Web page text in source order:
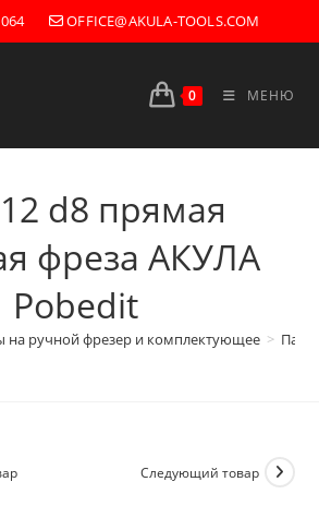
OFFICE@AKULA-TOOLS.COM
0 МЕНЮ
d8 прямая
фреза AКУЛА
Pobedit
на ручной фрезер и комплектующее >
Следующий товар